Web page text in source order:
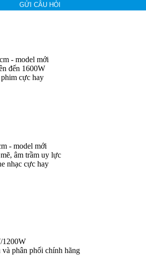
GỬI CÂU HỎI
- model mới
đến 1600W
cực hay
- model mới
âm trầm uy lực
nhạc cực hay
1200W
và phân phối chính hãng